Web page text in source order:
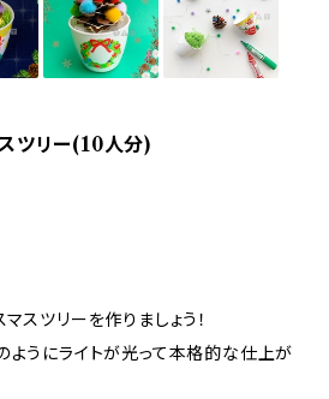
ツリー(10人分)
スツリーを作りましょう！
ようにライトが光って本格的な仕上が